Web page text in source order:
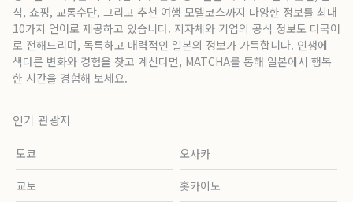
식, 쇼핑, 교통수단, 그리고 추천 여행 모델코스까지 다양한 정보를 최대
10가지 언어로 제공하고 있습니다. 지자체와 기업의 공식 정보도 다국어
로 전해드리며, 독특하고 매력적인 일본의 정보가 가득합니다. 인생에
색다른 변화와 경험을 찾고 계신다면, MATCHA를 통해 일본에서 행복
한 시간을 경험해 보세요.
인기 관광지
도쿄 오사카
교토 홋카이도